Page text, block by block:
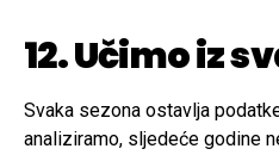
12. Učimo iz
Svaka sezona ostavlja
analiziramo, sljedeće godine